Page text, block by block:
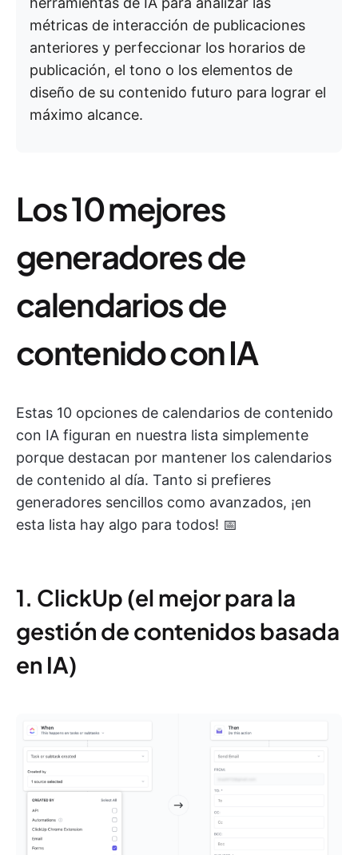
métricas de interacción de publicaciones
anteriores y perfeccionar los horarios de
publicación, el tono o los elementos de
diseño de su contenido futuro para lograr el
máximo alcance.
Los 10 mejores
generadores de
calendarios de
contenido con IA
Estas 10 opciones de calendarios de contenido
con IA figuran en nuestra lista simplemente
porque destacan por mantener los calendarios
de contenido al día. Tanto si prefieres
generadores sencillos como avanzados, ¡en
esta lista hay algo para todos! 📅
1. ClickUp (el mejor para la
gestión de contenidos basada
en IA)